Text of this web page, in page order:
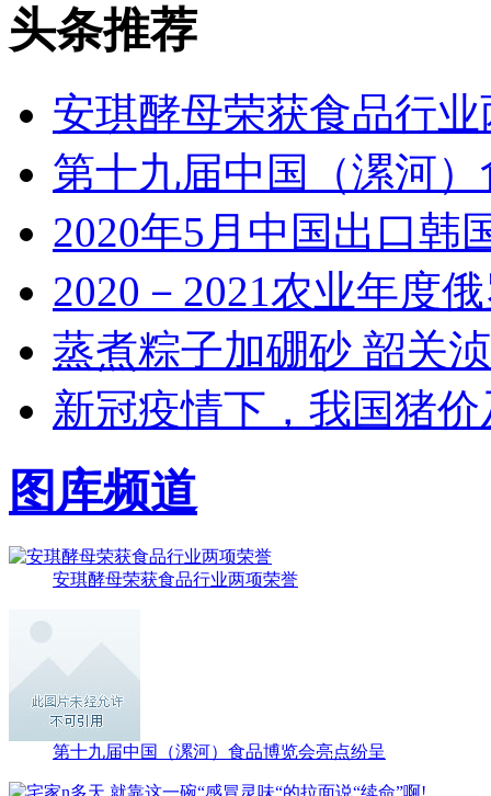
头条推荐
安琪酵母荣获食品行
第十九届中国（漯河
2020年5月中国出口韩
2020－2021农业年度
蒸煮粽子加硼砂 韶关
新冠疫情下，我国猪
图库频道
安琪酵母荣获食品行业两项荣誉
第十九届中国（漯河）食品博览会亮点纷呈